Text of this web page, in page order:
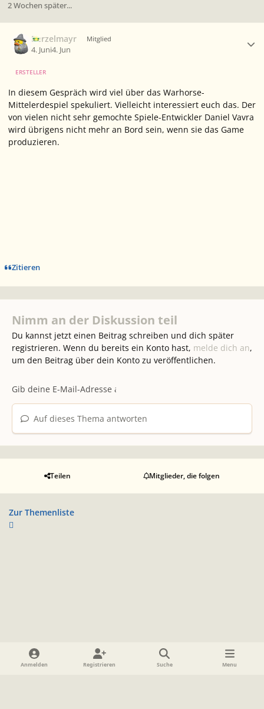
2 Wochen später...
Berzelmayr Mitglied
4. Juni4. Jun
ERSTELLER
In diesem Gespräch wird viel über das Warhorse-
Mittelerdespiel spekuliert. Vielleicht interessiert euch das. Der
von vielen nicht sehr gemochte Spiele-Entwickler Daniel Vavra
wird übrigens nicht mehr an Bord sein, wenn sie das Game
produzieren.
Zitieren
Nimm an der Diskussion teil
Du kannst jetzt einen Beitrag schreiben und dich später
registrieren. Wenn du bereits ein Konto hast, melde dich an,
um den Beitrag über dein Konto zu veröffentlichen.
Auf dieses Thema antworten
Teilen Mitglieder, die folgen
Zur Themenliste
Heller Modus
Dunkler ModusSystemeinstellung
Anmelden Registrieren Suche Menu